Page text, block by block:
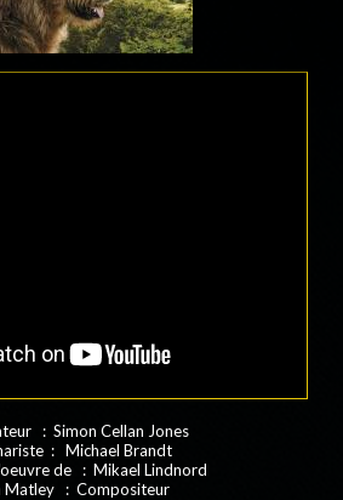
: Simon Cellan Jones
: Michael Brandt
de : Mikael Lindnord
Matley : Compositeur